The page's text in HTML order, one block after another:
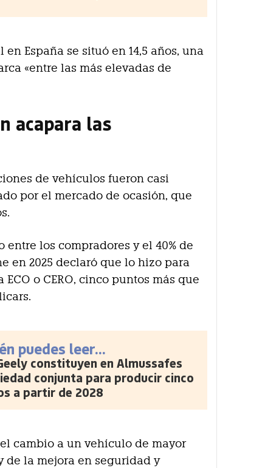
España se situó en 14,5 años, una
«entre las más elevadas de
acapara las
de vehículos fueron casi
por el mercado de ocasión, que
entre los compradores y el 40% de
en 2025 declaró que lo hizo para
o CERO, cinco puntos más que
puedes leer...
constituyen en Almussafes
conjunta para producir cinco
a partir de 2028
cambio a un vehículo de mayor
de la mejora en seguridad y